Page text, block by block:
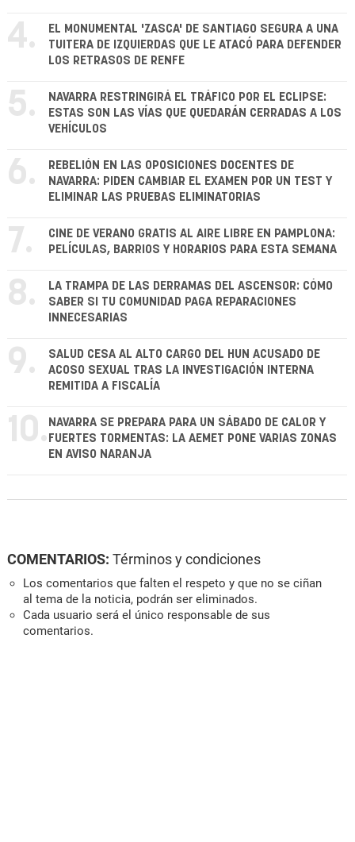
4.
EL MONUMENTAL 'ZASCA' DE SANTIAGO SEGURA A UNA
TUITERA DE IZQUIERDAS QUE LE ATACÓ PARA DEFENDER
LOS RETRASOS DE RENFE
5.
NAVARRA RESTRINGIRÁ EL TRÁFICO POR EL ECLIPSE:
ESTAS SON LAS VÍAS QUE QUEDARÁN CERRADAS A LOS
VEHÍCULOS
6.
REBELIÓN EN LAS OPOSICIONES DOCENTES DE
NAVARRA: PIDEN CAMBIAR EL EXAMEN POR UN TEST Y
ELIMINAR LAS PRUEBAS ELIMINATORIAS
7.
CINE DE VERANO GRATIS AL AIRE LIBRE EN PAMPLONA:
PELÍCULAS, BARRIOS Y HORARIOS PARA ESTA SEMANA
8.
LA TRAMPA DE LAS DERRAMAS DEL ASCENSOR: CÓMO
SABER SI TU COMUNIDAD PAGA REPARACIONES
INNECESARIAS
9.
SALUD CESA AL ALTO CARGO DEL HUN ACUSADO DE
ACOSO SEXUAL TRAS LA INVESTIGACIÓN INTERNA
REMITIDA A FISCALÍA
10. NAVARRA SE PREPARA PARA UN SÁBADO DE CALOR Y
FUERTES TORMENTAS: LA AEMET PONE VARIAS ZONAS
EN AVISO NARANJA
COMENTARIOS: Términos y condiciones
Los comentarios que falten el respeto y que no se ciñan
al tema de la noticia, podrán ser eliminados.
Cada usuario será el único responsable de sus
comentarios.